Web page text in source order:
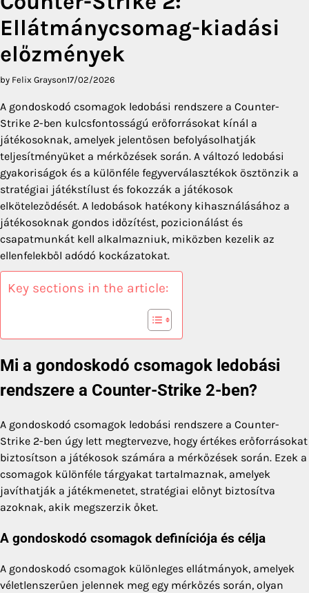
Ellátmánycsomag-kiadási
előzmények
by Felix Grayson17/02/2026
A gondoskodó csomagok ledobási rendszere a Counter-
Strike 2-ben kulcsfontosságú erőforrásokat kínál a
játékosoknak, amelyek jelentősen befolyásolhatják
teljesítményüket a mérkőzések során. A változó ledobási
gyakoriságok és a különféle fegyverválasztékok ösztönzik a
stratégiai játékstílust és fokozzák a játékosok
elköteleződését. A ledobások hatékony kihasználásához a
játékosoknak gondos időzítést, pozicionálást és
csapatmunkát kell alkalmazniuk, miközben kezelik az
ellenfelekből adódó kockázatokat.
Key sections in the article:
Mi a gondoskodó csomagok ledobási
rendszere a Counter-Strike 2-ben?
A gondoskodó csomagok ledobási rendszere a Counter-
Strike 2-ben úgy lett megtervezve, hogy értékes erőforrásokat
biztosítson a játékosok számára a mérkőzések során. Ezek a
csomagok különféle tárgyakat tartalmaznak, amelyek
javíthatják a játékmenetet, stratégiai előnyt biztosítva
azoknak, akik megszerzik őket.
A gondoskodó csomagok definíciója és célja
A gondoskodó csomagok különleges ellátmányok, amelyek
véletlenszerűen jelennek meg egy mérkőzés során, olyan